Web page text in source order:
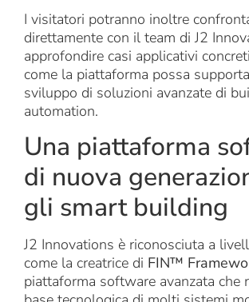
I visitatori potranno inoltre
direttamente con il team di J2
approfondire casi applicativi
come la piattaforma possa
sviluppo di soluzioni avanzate di
automation.
Una piattaforma
di nuova
gli smart building
J2 Innovations è riconosciuta a
come la creatrice di FIN™
piattaforma software avanzata che